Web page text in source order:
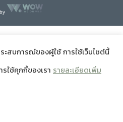
ะสบการณ์ของผู้ใช้ การใช้เว็บไซต์นี้
ใช้คุกกี้ของเรา รายละเอียดเพิ่ม